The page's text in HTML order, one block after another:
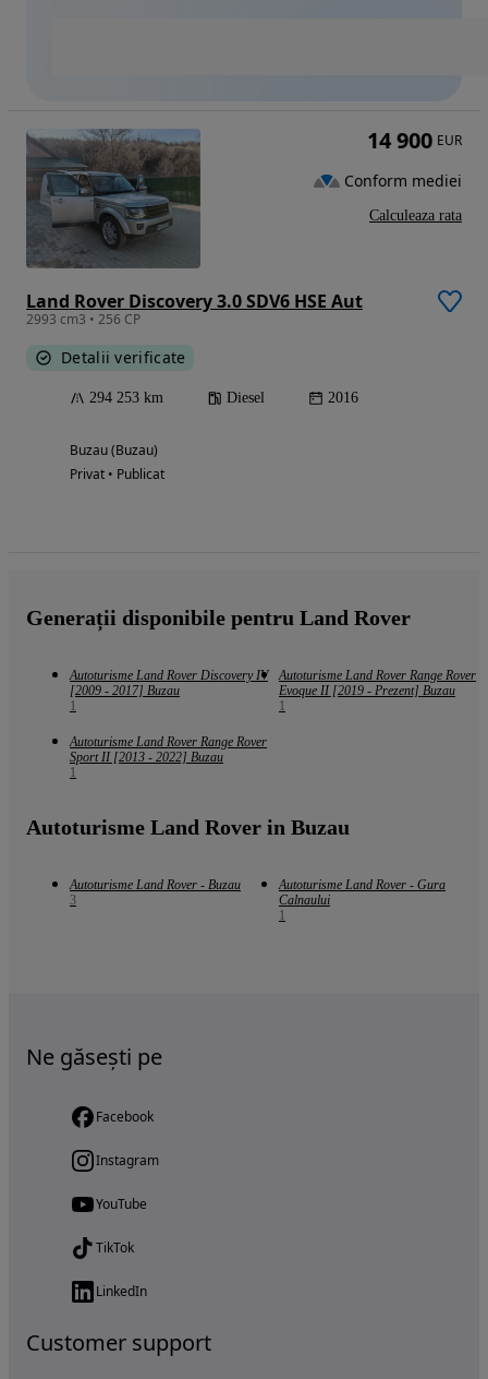
Land Rover Discovery 3.0 SDV6 HSE Aut
2993 cm3 • 256 CP
Detalii verificate
294 253 km Diesel 2016
Buzau (Buzau)
Privat • Publicat
14 900 EUR
Conform mediei
Calculeaza rata
Generații disponibile pentru Land Rover
Autoturisme Land Rover Discovery IV
[2009 - 2017] Buzau
1
Autoturisme Land Rover Range Rover
Evoque II [2019 - Prezent] Buzau
1
Autoturisme Land Rover Range Rover
Sport II [2013 - 2022] Buzau
1
Autoturisme Land Rover in Buzau
Autoturisme Land Rover - Buzau
3
Autoturisme Land Rover - Gura
Calnaului
1
Ne găsești pe
Facebook
Instagram
YouTube
TikTok
LinkedIn
Customer support